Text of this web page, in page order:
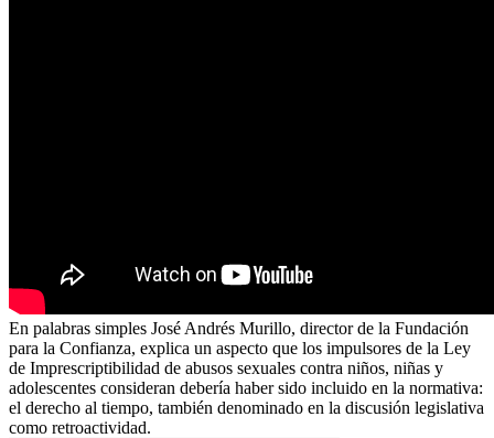
En palabras simples José Andrés Murillo, director de la Fundación
para la Confianza, explica un aspecto que los impulsores de la Ley
de Imprescriptibilidad de abusos sexuales contra niños, niñas y
adolescentes consideran debería haber sido incluido en la normativa:
el derecho al tiempo, también denominado en la discusión legislativa
como retroactividad.